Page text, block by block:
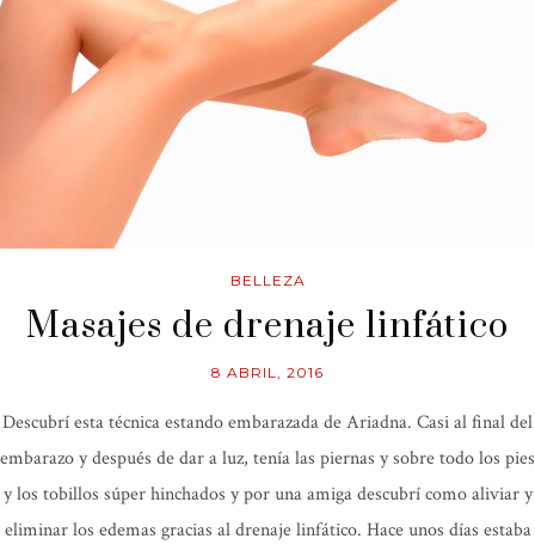
BELLEZA
Masajes de drenaje linfático
8 ABRIL, 2016
Descubrí esta técnica estando embarazada de Ariadna. Casi al final del
embarazo y después de dar a luz, tenía las piernas y sobre todo los pies
y los tobillos súper hinchados y por una amiga descubrí como aliviar y
eliminar los edemas gracias al drenaje linfático. Hace unos días estaba